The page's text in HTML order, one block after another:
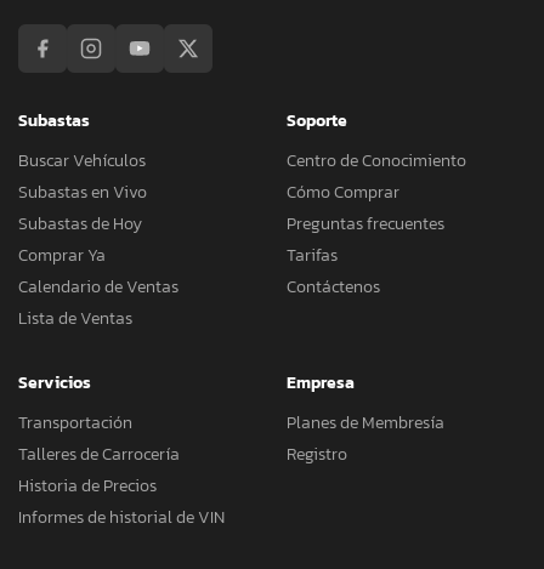
Subastas
Buscar Vehículos
Subastas en Vivo
Subastas de Hoy
Comprar Ya
Calendario de Ventas
Lista de Ventas
Soporte
Centro de Conocimiento
Cómo Comprar
Preguntas frecuentes
Tarifas
Contáctenos
Servicios
Transportación
Talleres de Carrocería
Historia de Precios
Informes de historial de VIN
Empresa
Planes de Membresía
Registro